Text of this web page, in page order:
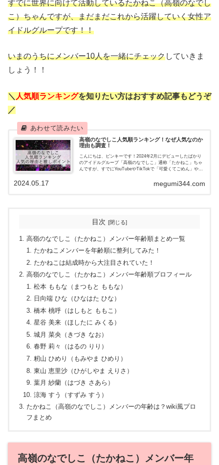
すでに世界に向けて活動しているたかねこ（高嶺のなでし
こ）ちゃんですが、まだまだこれから活躍していく女性ア
イドルグループです！！
いまのうちにメンバー10人を一緒にチェックしていきま
しょう！！
＼ 人気順ランキングを知りたい方はおすすめ記事もどうぞ
／
高嶺のなでしこ人気順ランキング！なぜ人気なのか
理由も調査！
こんにちは、ピンキーです！2024年2月にデビューしたばかり
のアイドルグループ「高嶺のなでしこ」通称「たかねこ」ちゃ
んですが、すでにYouTubeやTikTokで「可愛くてごめん」や
megumi344.com
2024.05.17
目次
高嶺のなでしこ（たかねこ）メンバー年齢順まとめ一覧
たかねこメンバーを年齢順に整列してみた！
たかねこは結成時から大注目されていた！
高嶺のなでしこ（たかねこ）メンバー年齢順プロフィール
松本 ももな（まつもと ももな）
日向端 ひな（ひなはた ひな）
橋本 桃呼（はしもと ももこ）
星谷 美来（ほしたに みくる）
城月 菜央（きづき なお）
春野 莉々（はるの りり）
籾山 ひめり（もみやま ひめり）
東山 恵里沙（ひがしやま えりさ）
葉月 紗蘭（はづき さあら）
涼海 すう（すずみ すう）
たかねこ（高嶺のなでしこ）メンバーの年齢は？wiki風プロ
フまとめ
高嶺のなでしこ（たかねこ）メンバー年